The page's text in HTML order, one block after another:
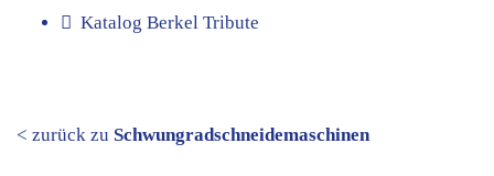
Katalog Berkel Tribute
< zurück zu Schwungradschneidemaschinen